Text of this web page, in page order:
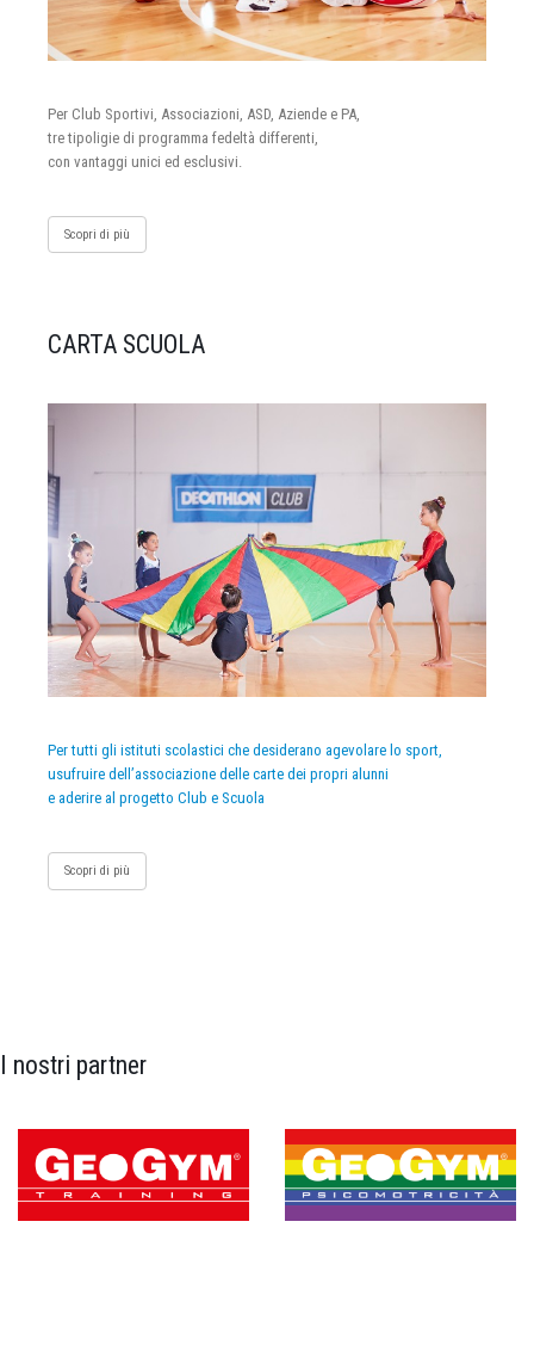
Per Club Sportivi, Associazioni, ASD, Aziende e PA,
tre tipoligie di programma fedeltà differenti,
con vantaggi unici ed esclusivi.
Scopri di più
CARTA SCUOLA
Per tutti gli istituti scolastici che desiderano agevolare lo sport,
usufruire dell’associazione delle carte dei propri alunni
e aderire al progetto Club e Scuola
Scopri di più
I nostri partner